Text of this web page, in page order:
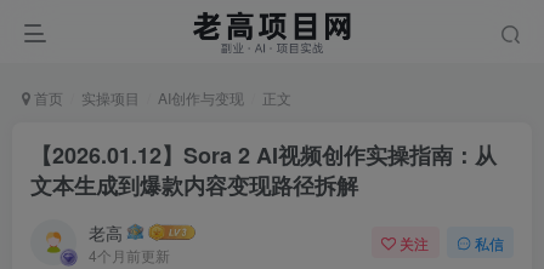
首页 实操项目 AI创作与变现 正文
【2026.01.12】Sora 2 AI视频创作实操指南：从
文本生成到爆款内容变现路径拆解
老高
4个月前更新
关注 私信